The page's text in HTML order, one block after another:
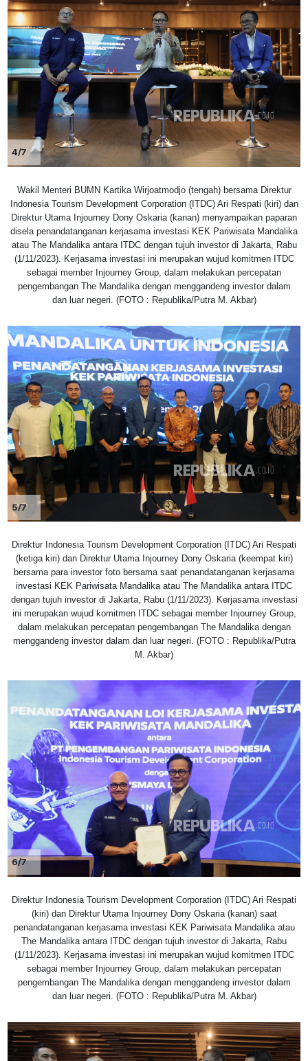
4/7
Wakil Menteri BUMN Kartika Wirjoatmodjo (tengah) bersama Direktur
Indonesia Tourism Development Corporation (ITDC) Ari Respati (kiri) dan
Direktur Utama Injourney Dony Oskaria (kanan) menyampaikan paparan
disela penandatanganan kerjasama investasi KEK Pariwisata Mandalika
atau The Mandalika antara ITDC dengan tujuh investor di Jakarta, Rabu
(1/11/2023). Kerjasama investasi ini merupakan wujud komitmen ITDC
sebagai member Injourney Group, dalam melakukan percepatan
pengembangan The Mandalika dengan menggandeng investor dalam
dan luar negeri. (FOTO : Republika/Putra M. Akbar)
5/7
Direktur Indonesia Tourism Development Corporation (ITDC) Ari Respati
(ketiga kiri) dan Direktur Utama Injourney Dony Oskaria (keempat kiri)
bersama para investor foto bersama saat penandatanganan kerjasama
investasi KEK Pariwisata Mandalika atau The Mandalika antara ITDC
dengan tujuh investor di Jakarta, Rabu (1/11/2023). Kerjasama investasi
ini merupakan wujud komitmen ITDC sebagai member Injourney Group,
dalam melakukan percepatan pengembangan The Mandalika dengan
menggandeng investor dalam dan luar negeri. (FOTO : Republika/Putra
M. Akbar)
6/7
Direktur Indonesia Tourism Development Corporation (ITDC) Ari Respati
(kiri) dan Direktur Utama Injourney Dony Oskaria (kanan) saat
penandatanganan kerjasama investasi KEK Pariwisata Mandalika atau
The Mandalika antara ITDC dengan tujuh investor di Jakarta, Rabu
(1/11/2023). Kerjasama investasi ini merupakan wujud komitmen ITDC
sebagai member Injourney Group, dalam melakukan percepatan
pengembangan The Mandalika dengan menggandeng investor dalam
dan luar negeri. (FOTO : Republika/Putra M. Akbar)